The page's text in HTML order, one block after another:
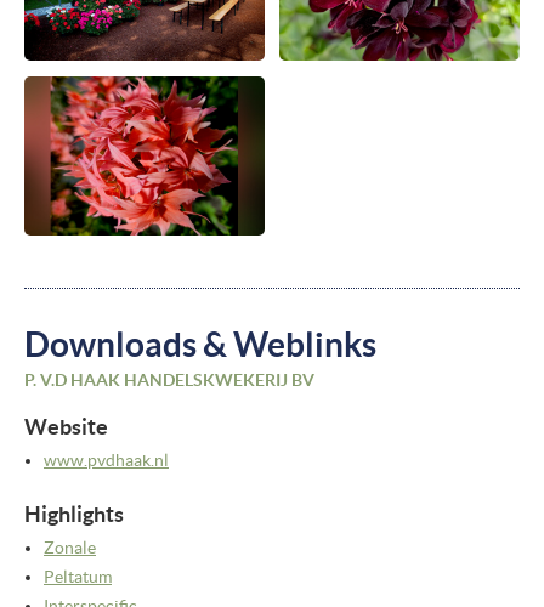
Downloads & Weblinks
P. V.D HAAK HANDELSKWEKERIJ BV
Website
www.pvdhaak.nl
Highlights
Zonale
Peltatum